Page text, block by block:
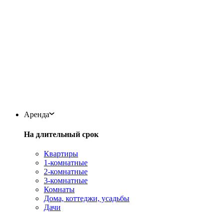
Аренда
На длительный срок
Квартиры
1-комнатные
2-комнатные
3-комнатные
Комнаты
Дома, коттеджи, усадьбы
Дачи